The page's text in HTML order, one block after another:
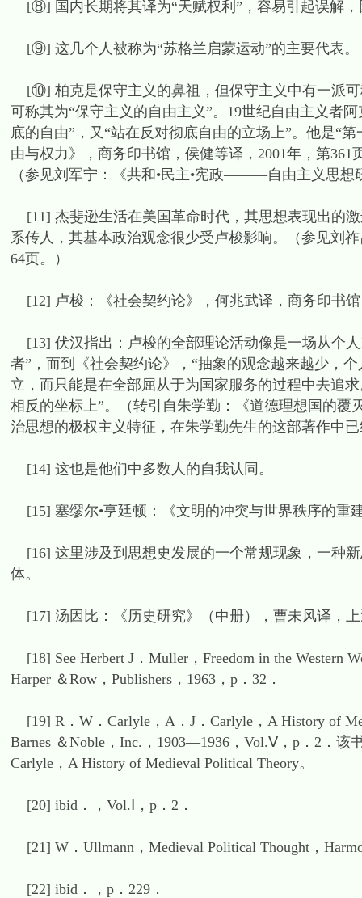
[⑧] 国内长期将其译为“天赋权利”，容易引起误解，
[⑨] 这几个人被称为“苏格兰启蒙运动”的主要代表。
[⑩] 柏克是保守主义的鼻祖，但保守主义中有一派可
可称其为“保守主义的自由主义”。19世纪自由主义者
底的自由”，又“站在反对彻底自由的立场上”。他是“
由与权力》，商务印书馆，侯健等译，2001年，第
（参见刘军宁：《共和•民主•宪政———自由主义思
[11] 杰斐逊生活在美国革命时代，其思想表现出的
系传人，其基本政治观念很少受卢梭影响。（参见刘
64页。）
[12] 卢梭：《社会契约论》，何兆武译，商务印书馆
[13] 伏汉指出：卢梭的全部理论活动像是一场从个
者”，而到《社会契约论》，“抽象的观念越来越少，
立，而只能是在全部屈从于为国家服务的过程中去
相反的坐标上”。（转引自朱学勤：《道德理想国的覆
治思想的极权主义特征，在朱学勤先生的这部著作中
[14] 这也是他们中多数人的自我认同。
[15] 塞缪尔•亨廷顿：《文明的冲突与世界秩序的重
[16] 这里涉及到思想史发展的一个常规现象，一种
体。
[17] 汤因比：《历史研究》（中册），曹未风译，
[18] See Herbert J．Muller，Freedom in the Western
Harper ＆Row，Publishers，1963，p．32．
[19] R．W．Carlyle，A．J．Carlyle，A History of
Barnes ＆Noble，Inc.，1903—1936，Vol.Ⅴ，p．2．
Carlyle，A History of Medieval Political Theory。
[20] ibid．，Vol.Ⅰ，p．2．
[21] W．Ullmann，Medieval Political Thought，
[22] ibid．，p．229．